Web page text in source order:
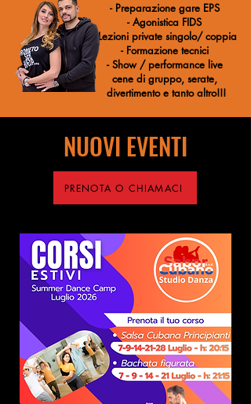
- Preparazione gare EPS
- Agonistica FIDS
- Lezioni private singolo/ coppia
- Formazione tecnici
- Show / performance live
cene di gruppo, serate,
divertimento e tanto altro!!!
NUOVI EVENTI
PRENOTA O CHIAMACI